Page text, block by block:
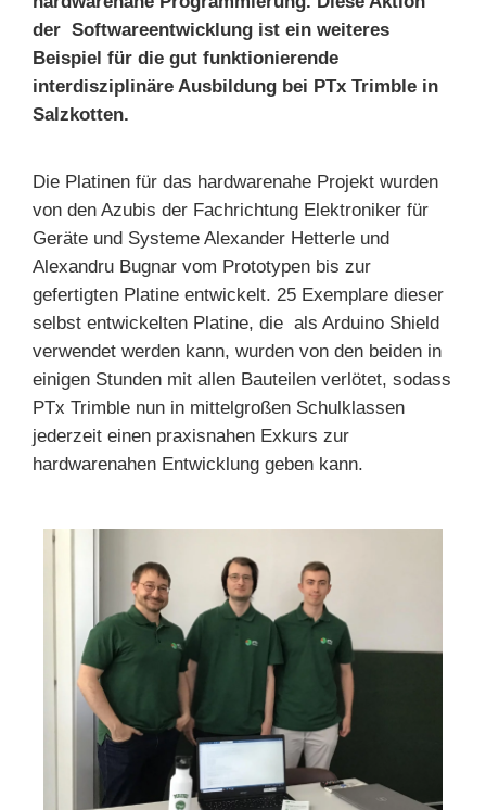
der Softwareentwicklung ist ein weiteres
Beispiel für die gut funktionierende
interdisziplinäre Ausbildung bei PTx Trimble in
Salzkotten.
Die Platinen für das hardwarenahe Projekt wurden
von den Azubis der Fachrichtung Elektroniker für
Geräte und Systeme Alexander Hetterle und
Alexandru Bugnar vom Prototypen bis zur
gefertigten Platine entwickelt. 25 Exemplare dieser
selbst entwickelten Platine, die als Arduino Shield
verwendet werden kann, wurden von den beiden in
einigen Stunden mit allen Bauteilen verlötet, sodass
PTx Trimble nun in mittelgroßen Schulklassen
jederzeit einen praxisnahen Exkurs zur
hardwarenahen Entwicklung geben kann.